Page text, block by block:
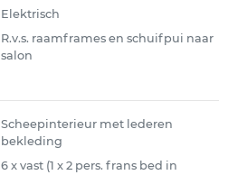
Elektrisch
R.v.s. raamframes en schuifpui naar
salon
Scheepinterieur met lederen
bekleding
6 x vast (1 x 2 pers. frans bed in